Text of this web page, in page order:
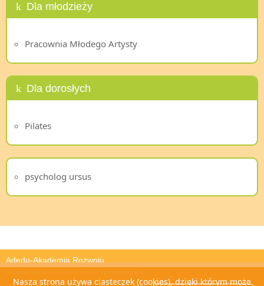
Dla młodzieży
Pracownia Młodego Artysty
Dla dorosłych
Pilates
psycholog ursus
Adedu-Akademia Rozwoju
Nasza strona używa ciasteczek (cookies), dzięki którym może